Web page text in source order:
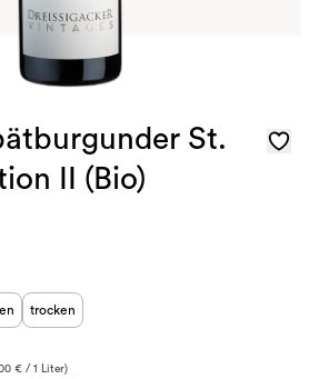
St.
II (Bio)
trocken
€ / 1 Liter)